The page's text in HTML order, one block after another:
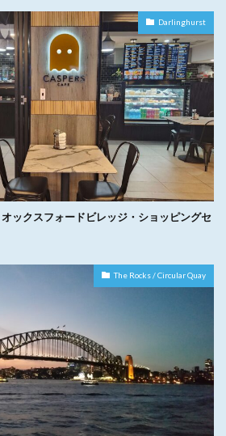
Darlinghurst
ックスフォードビレッジ・ショッピングセ
The Rocks / Circular Quay